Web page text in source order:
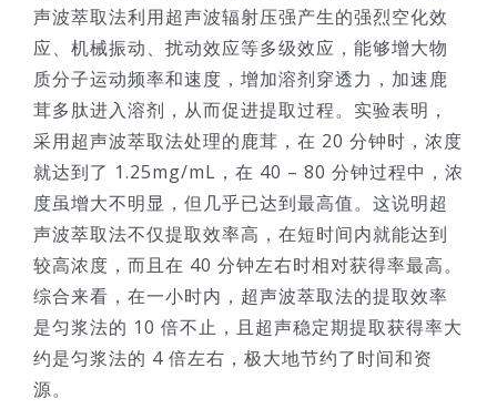
声波萃取法利用超声波辐射压强产生的强烈空化效
应、机械振动、扰动效应等多级效应，能够增大物
质分子运动频率和速度，增加溶剂穿透力，加速鹿
茸多肽进入溶剂，从而促进提取过程。实验表明，
采用超声波萃取法处理的鹿茸，在 20 分钟时，浓度
就达到了 1.25mg/mL，在 40 – 80 分钟过程中，浓
度虽增大不明显，但几乎已达到最高值。这说明超
声波萃取法不仅提取效率高，在短时间内就能达到
较高浓度，而且在 40 分钟左右时相对获得率最高。
综合来看，在一小时内，超声波萃取法的提取效率
是匀浆法的 10 倍不止，且超声稳定期提取获得率大
约是匀浆法的 4 倍左右，极大地节约了时间和资
源。